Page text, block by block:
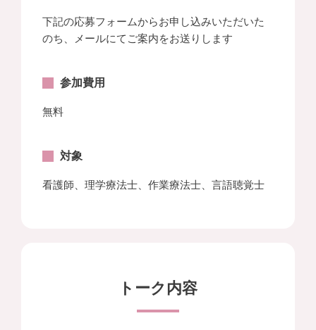
下記の応募フォームからお申し込みいただいた
のち、メールにてご案内をお送りします
参加費用
無料
対象
看護師、理学療法士、作業療法士、言語聴覚士
トーク内容